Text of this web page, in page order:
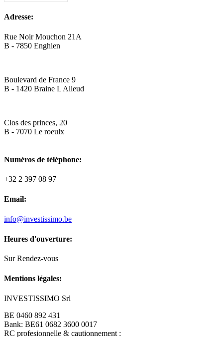
Adresse:
Rue Noir Mouchon 21A
B - 7850 Enghien
Boulevard de France 9
B - 1420 Braine L Alleud
Clos des princes, 20
B - 7070 Le roeulx
Numéros de téléphone:
+32 2 397 08 97
Email:
info@investissimo.be
Heures d'ouverture:
Sur Rendez-vous
Mentions légales:
INVESTISSIMO Srl
BE 0460 892 431
Bank: BE61 0682 3600 0017
RC profesionnelle & cautionnement :